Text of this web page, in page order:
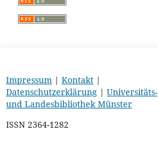
Impressum| Kontakt|
Datenschutzerklärung| Universitäts-
und Landesbibliothek Münster
ISSN 2364-1282